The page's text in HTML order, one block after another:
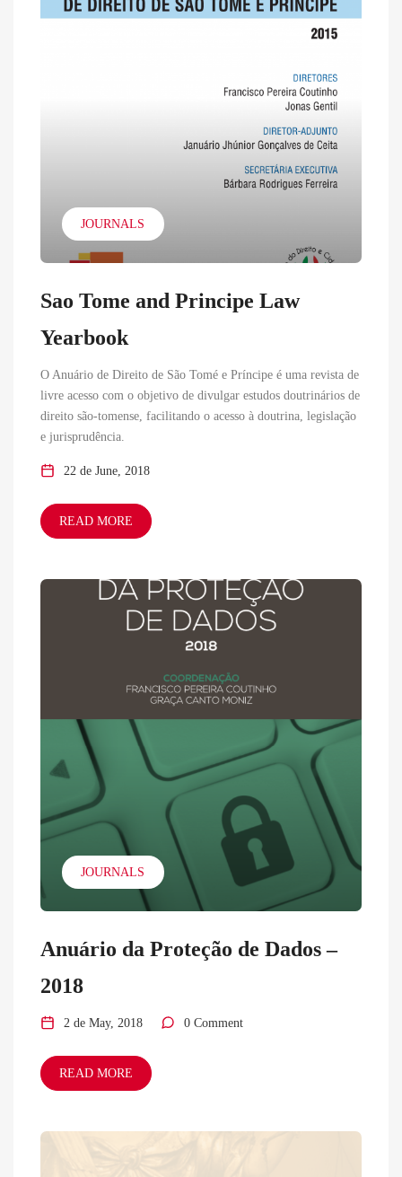
JOURNALS
Sao Tome and Principe Law
Yearbook
O Anuário de Direito de São Tomé e Príncipe é uma revista de
livre acesso com o objetivo de divulgar estudos doutrinários de
direito são-tomense, facilitando o acesso à doutrina, legislação
e jurisprudência.
22 de June, 2018
READ MORE
JOURNALS
Anuário da Proteção de Dados –
2018
2 de May, 2018 0 Comment
READ MORE